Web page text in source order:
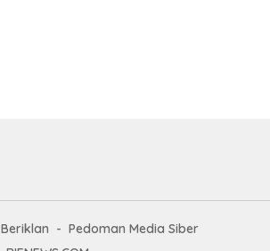
Beriklan
Pedoman Media Siber